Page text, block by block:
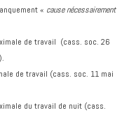
« cause nécessairement
de travail (cass. soc. 26
de travail (cass. soc. 11 mai
du travail de nuit (cass.